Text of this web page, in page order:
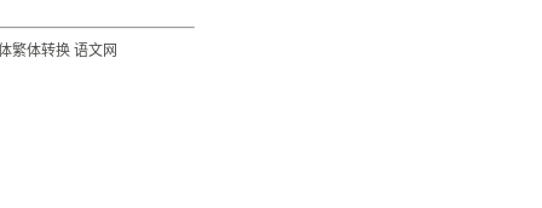
繁体转换 语文网